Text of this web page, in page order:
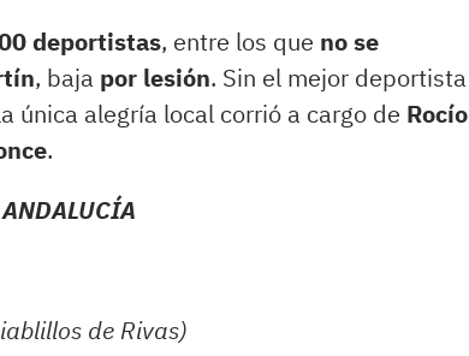
deportistas, entre los que no se
, baja por lesión. Sin el mejor deportista
única alegría local corrió a cargo de Rocío
.
de Rivas)